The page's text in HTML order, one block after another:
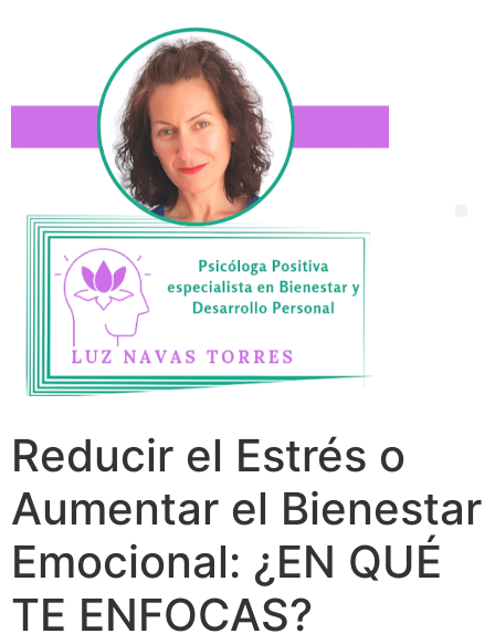
Reducir el Estrés o
Aumentar el Bienestar
Emocional: ¿EN QUÉ
TE ENFOCAS?